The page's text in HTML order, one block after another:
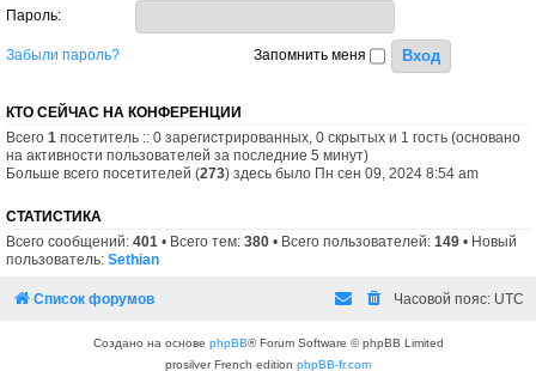
Пароль:
Забыли пароль? Запомнить меня
КТО СЕЙЧАС НА КОНФЕРЕНЦИИ
Всего 1 посетитель :: 0 зарегистрированных, 0 скрытых и 1 гость (основано
на активности пользователей за последние 5 минут)
Больше всего посетителей (273) здесь было Пн сен 09, 2024 8:54 am
СТАТИСТИКА
Всего сообщений: 401 • Всего тем: 380 • Всего пользователей: 149 • Новый
пользователь: Sethian
Список форумов Часовой пояс: UTC
Создано на основе phpBB® Forum Software © phpBB Limited
prosilver French edition phpBB-fr.com